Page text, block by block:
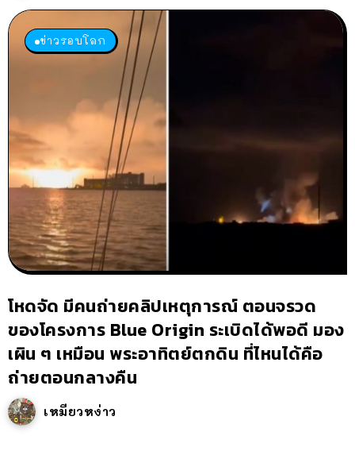
ข่าวรอบโลก
โหดจัด มีคนถ่ายคลิปเหตุการณ์ ตอนจรวด
ของโครงการ Blue Origin ระเบิดได้พอดี มอง
เผิน ๆ เหมือน พระอาทิตย์ตกดิน ที่ไหนได้คือ
ถ่ายตอนกลางคืน
เหมียวหง่าว